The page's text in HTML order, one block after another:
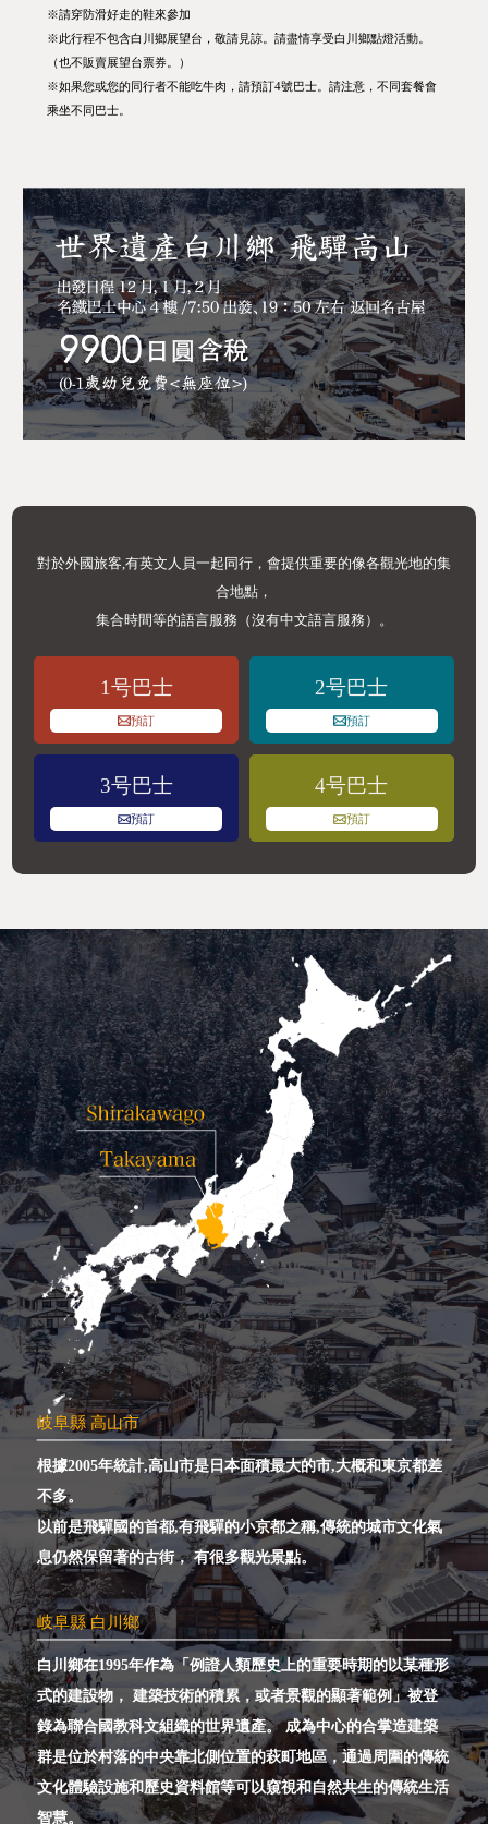
※請穿防滑好走的鞋來參加
※此行程不包含白川鄉展望台，敬請見諒。請盡情享受白川鄉點燈活動。
（也不販賣展望台票券。）
※如果您或您的同行者不能吃牛肉，請預訂4號巴士。請注意，不同套餐會
乘坐不同巴士。
對於外國旅客,有英文人員一起同行，會提供重要的像各觀光地的集
合地點，
集合時間等的語言服務（沒有中文語言服務）。
1号巴士
預訂
2号巴士
預訂
3号巴士
預訂
4号巴士
預訂
岐阜縣 高山市
根據2005年統計,高山市是日本面積最大的市,大概和東京都差
不多。
以前是飛驒國的首都,有飛驒的小京都之稱,傳統的城市文化氣
息仍然保留著的古街，有很多觀光景點。
岐阜縣 白川鄉
白川鄉在1995年作為「例證人類歷史上的重要時期的以某種形
式的建設物， 建築技術的積累，或者景觀的顯著範例」被登
錄為聯合國教科文組織的世界遺產。成為中心的合掌造建築
群是位於村落的中央靠北側位置的萩町地區， 通過周圍的傳統
文化體驗設施和歷史資料館等可以窺視和自然共生的傳統生活
智慧。